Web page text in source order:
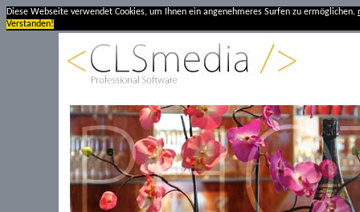
Diese Webseite verwendet Cookies, um Ihnen ein angenehmeres Surfen zu ermöglichen.
Verstanden!